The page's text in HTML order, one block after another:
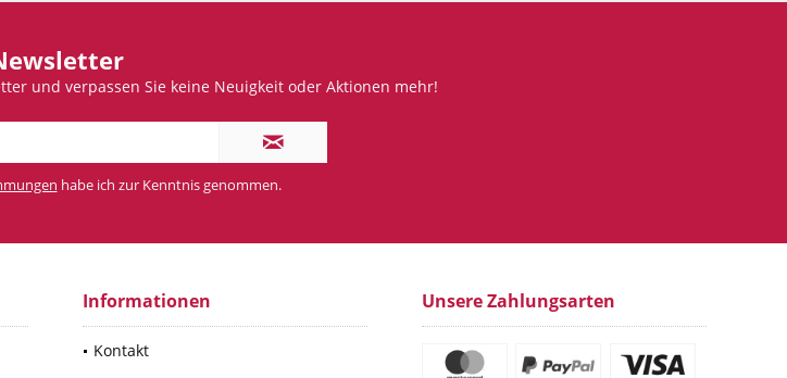
und verpassen Sie keine Neuigkeit oder Aktionen mehr!
habe ich zur Kenntnis genommen.
Informationen
Kontakt
Unsere Zahlungsarten